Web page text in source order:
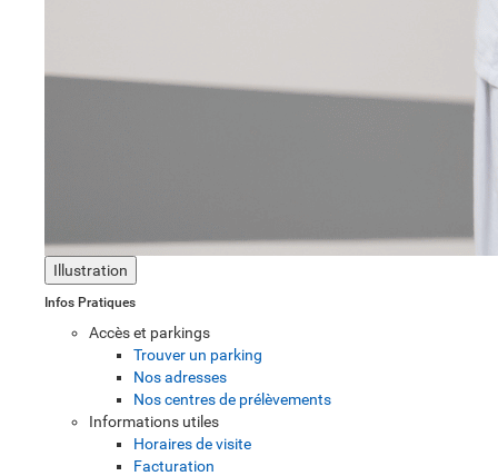
Illustration
Infos Pratiques
Accès et parkings
Trouver un parking
Nos adresses
Nos centres de prélèvements
Informations utiles
Horaires de visite
Facturation